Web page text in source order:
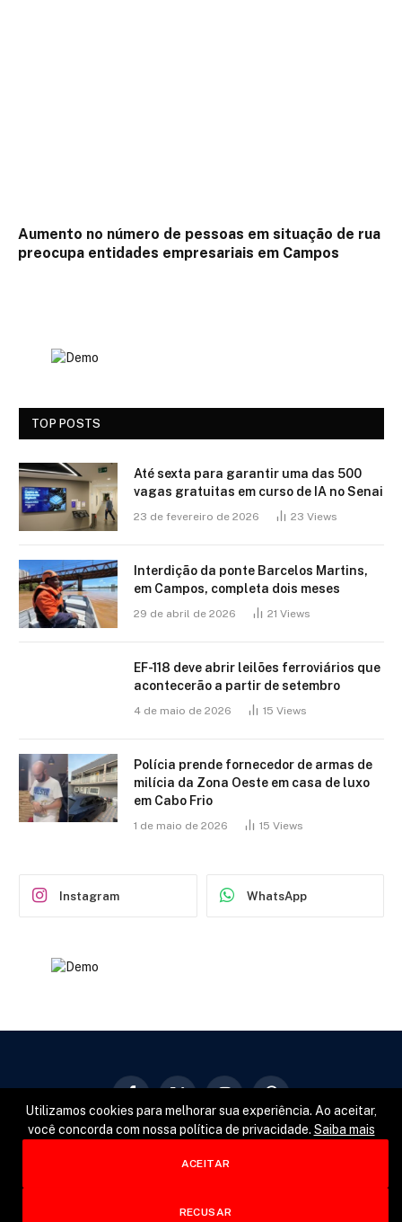
Aumento no número de pessoas em situação de rua
preocupa entidades empresariais em Campos
TOP POSTS
Até sexta para garantir uma das 500
vagas gratuitas em curso de IA no Senai
23 de fevereiro de 2026 23 Views
Interdição da ponte Barcelos Martins,
em Campos, completa dois meses
29 de abril de 2026 21 Views
EF-118 deve abrir leilões ferroviários que
acontecerão a partir de setembro
4 de maio de 2026 15 Views
Polícia prende fornecedor de armas de
milícia da Zona Oeste em casa de luxo
em Cabo Frio
1 de maio de 2026 15 Views
Instagram WhatsApp
(Twitter)
Utilizamos cookies para melhorar sua experiência. Ao aceitar,
você concorda com nossa política de privacidade. Saiba mais
ACEITAR
RECUSAR